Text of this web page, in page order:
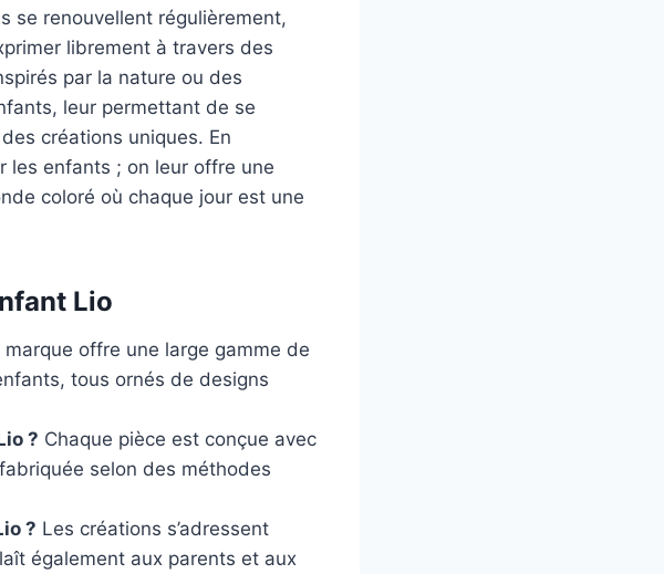
se renouvellent régulièrement,
librement à travers des
par la nature ou des
leur permettant de se
créations uniques. En
les enfants ; on leur offre une
coloré où chaque jour est une
Lio
marque offre une large gamme de
tous ornés de designs
? Chaque pièce est conçue avec
selon des méthodes
? Les créations s’adressent
également aux parents et aux